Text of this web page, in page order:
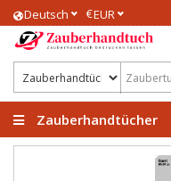
Deutsch €EUR
Zauberhandtücher